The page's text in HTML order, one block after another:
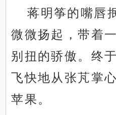
蒋明筝的嘴唇
微微扬起，带着
别扭的骄傲。终
飞快地从张芃掌
苹果。